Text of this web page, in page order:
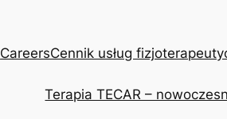
CareersCennik usług
Terapia TECAR –